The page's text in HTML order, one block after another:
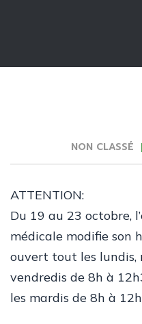
NON CLASSÉ
ATTENTION:
Du 19 au 23 octobre,
médicale modifie son
ouvert tout les lundis,
vendredis de 8h à
les mardis de 8h à